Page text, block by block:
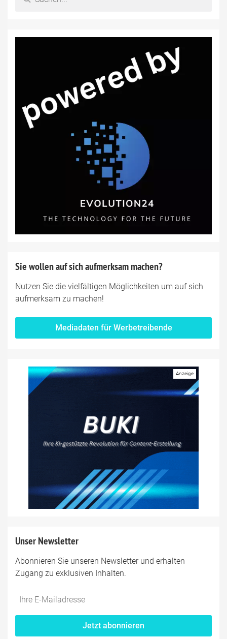
Sie wollen auf sich aufmerksam machen?
Nutzen Sie die vielfältigen Möglichkeiten um auf sich
aufmerksam zu machen!
Mediadaten für Werbetreibende
Unser Newsletter
Abonnieren Sie unseren Newsletter und erhalten
Zugang zu exklusiven Inhalten.
Jetzt abonnieren